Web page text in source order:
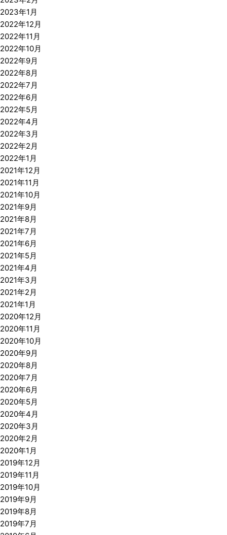
2023年1月
2022年12月
2022年11月
2022年10月
2022年9月
2022年8月
2022年7月
2022年6月
2022年5月
2022年4月
2022年3月
2022年2月
2022年1月
2021年12月
2021年11月
2021年10月
2021年9月
2021年8月
2021年7月
2021年6月
2021年5月
2021年4月
2021年3月
2021年2月
2021年1月
2020年12月
2020年11月
2020年10月
2020年9月
2020年8月
2020年7月
2020年6月
2020年5月
2020年4月
2020年3月
2020年2月
2020年1月
2019年12月
2019年11月
2019年10月
2019年9月
2019年8月
2019年7月